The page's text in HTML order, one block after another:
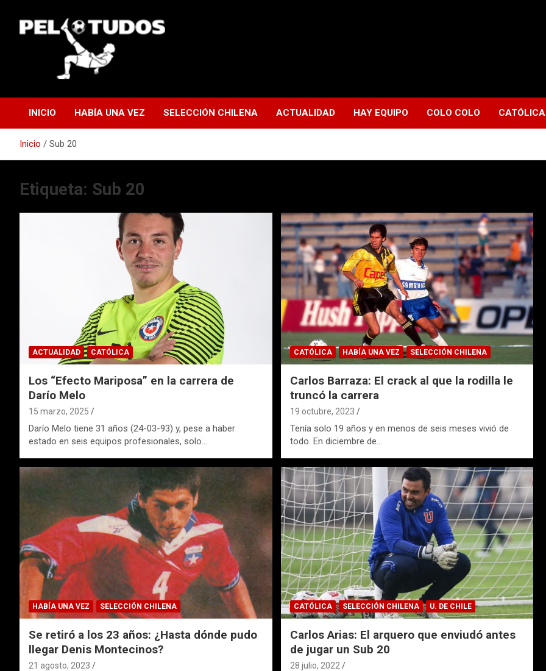
contenido
INICIO HABÍA UNA VEZ SELECCIÓN CHILENA ACTUALIDAD HAY EQUIPO COLO COLO CATÓLICA
Inicio Sub 20
Etiqueta: Sub 20
ACTUALIDAD CATÓLICA
Los “Efecto Mariposa” en la carrera de
Darío Melo
15 marzo, 2025
Darío Melo tiene 31 años (24-03-93) y, pese a haber
estado en seis equipos profesionales, solo…
CATÓLICA HABÍA UNA VEZ SELECCIÓN CHILENA
Carlos Barraza: El crack al que la rodilla le
truncó la carrera
19 octubre, 2023
Tenía solo 19 años y en menos de seis meses vivió de
todo. En diciembre de…
HABÍA UNA VEZ SELECCIÓN CHILENA
Se retiró a los 23 años: ¿Hasta dónde pudo
llegar Denis Montecinos?
21 agosto, 2023
CATÓLICA SELECCIÓN CHILENA U. DE CHILE
Carlos Arias: El arquero que enviudó antes
de jugar un Sub 20
28 julio, 2022